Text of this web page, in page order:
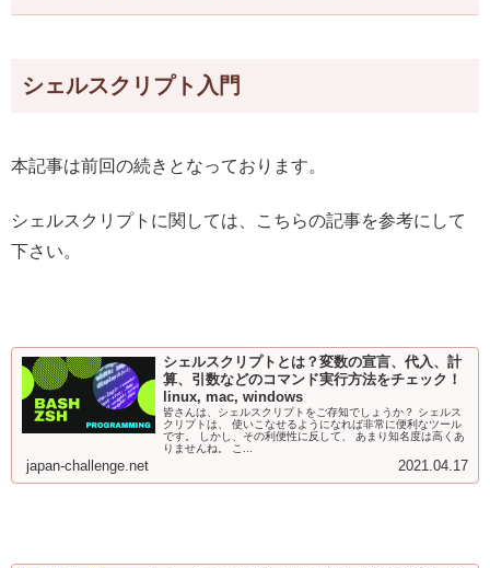
シェルスクリプト入門
本記事は前回の続きとなっております。
シェルスクリプトに関しては、こちらの記事を参考にして
下さい。
シェルスクリプトとは？変数の宣言、代入、計
算、引数などのコマンド実行方法をチェック！
linux, mac, windows
皆さんは、シェルスクリプトをご存知でしょうか？ シェルス
クリプトは、 使いこなせるようになれば非常に便利なツール
です。 しかし、その利便性に反して、 あまり知名度は高くあ
りませんね。 こ...
japan-challenge.net 2021.04.17